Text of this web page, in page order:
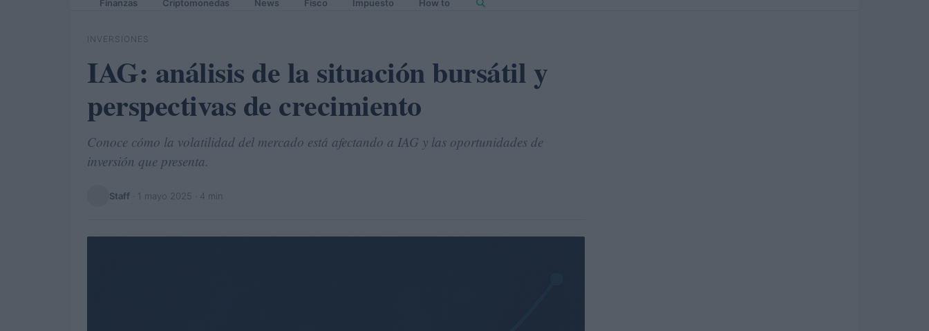
Finanzas Criptomonedas News Fisco Impuesto How to
INVERSIONES
IAG: análisis de la situación bursátil y
perspectivas de crecimiento
Conoce cómo la volatilidad del mercado está afectando a IAG y las oportunidades de
inversión que presenta.
Staff 1 mayo 2025 · 4 min